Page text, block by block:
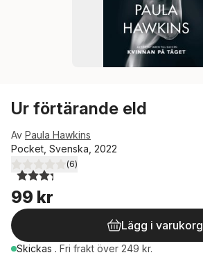
Ur förtärande eld
Av Paula Hawkins
Pocket, Svenska, 2022
3,3utav 5 stjärnor. Totalt antal röster:
(6)
99 kr
Lägg i varukorg
Skickas . Fri frakt över 249 kr.